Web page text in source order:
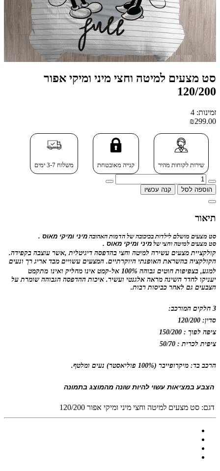
סט מצעים למיטה וחצי מיני ומיקי אפור
120/200
זמינות: 4
₪299.00
שירות לקוחות מהיר קנייה מאובטחת משלוח 3-7 ימים
הוספה לסל קנה עכשיו
תיאור
סט מצעים מושלם לילדות בכיכובה של הדמות האהובה מיני ומיקי מאוס .
סט מצעים למיטה וחצי של מיני ומיקי מאוס .
קולקציית מצעים עשירה למיטה וחצי בהדפסה דיגיטלית,אשר עוצבה בקפידה.
הקולקציה בהשראת האופנתי היוקרתיים. המצעים עשויים מבד אריג רך ונעים
למגע, בצפיפות חוטים גבוהה 100% אל-קמט אינו
מחליק ואינו מתקמט
יעניקו לחדר השינה מראה אלגנטי ועשיר. איכות ההדפסה הגבוהה שומרת על
הצבעים גם לאחר כביסות רבות.
3 חלקים המורכב:
סדין: 120/200
ציפה לפוך : 150/200
ציפית לכרית : 50/70
הרכב בד: מיקרופייבר (100% פוליאסטר) נעים ומלטף.
הצבע במציאות עשוי להיות שונה מהמוצג בתמונה
דגם: סט מצעים למיטה וחצי מיני ומיקי אפור 120/200